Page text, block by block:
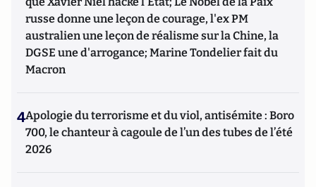
russe donne une leçon de courage, l'ex PM
australien une leçon de réalisme sur la Chine, la
DGSE une d'arrogance; Marine Tondelier fait du
Macron
4Apologie du terrorisme et du viol, antisémite : Boro
700, le chanteur à cagoule de l’un des tubes de l’été
2026